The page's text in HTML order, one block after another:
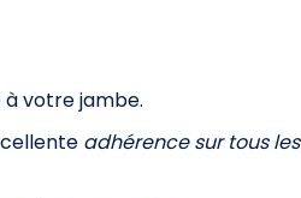
votre jambe.
adhérence sur tous les